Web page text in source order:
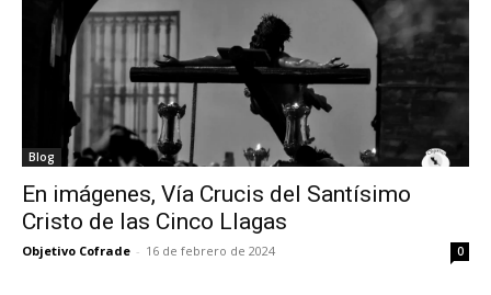
Blog
En imágenes, Vía Crucis del Santísimo
Cristo de las Cinco Llagas
Objetivo Cofrade - 16 de febrero de 2024 0